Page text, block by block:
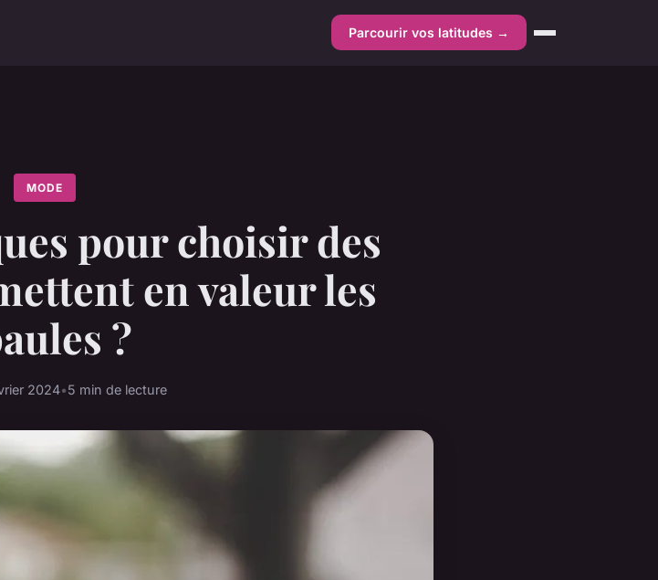
Parcourir vos latitudes →
MODE
pour choisir des
en valeur les
?
2024•5 min de lecture